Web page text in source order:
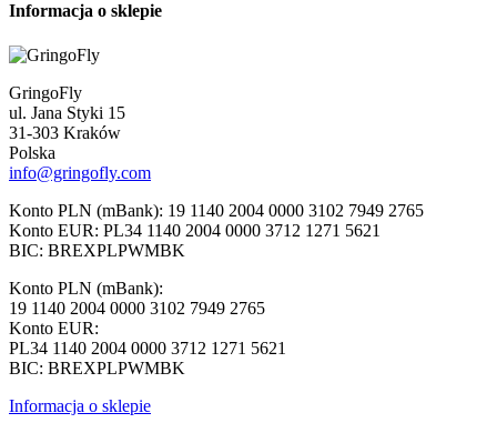
Informacja o sklepie
GringoFly
ul. Jana Styki 15
31-303 Kraków
Polska
info@gringofly.com
Konto PLN (mBank): 19 1140 2004 0000 3102 7949 2765
Konto EUR: PL34 1140 2004 0000 3712 1271 5621
BIC: BREXPLPWMBK
Konto PLN (mBank):
19 1140 2004 0000 3102 7949 2765
Konto EUR:
PL34 1140 2004 0000 3712 1271 5621
BIC: BREXPLPWMBK
Informacja o sklepie